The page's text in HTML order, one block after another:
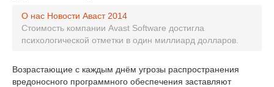
О нас Новости Аваст 2014
Стоимость компании Avast Software достигла
психологической отметки в один миллиард долларов.
Возрастающие с каждым днём угрозы распространения
вредоносного программного обеспечения заставляют